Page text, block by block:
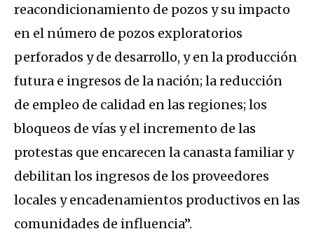
reacondicionamiento de pozos y su impacto
en el número de pozos exploratorios
perforados y de desarrollo, y en la producción
futura e ingresos de la nación; la reducción
de empleo de calidad en las regiones; los
bloqueos de vías y el incremento de las
protestas que encarecen la canasta familiar y
debilitan los ingresos de los proveedores
locales y encadenamientos productivos en las
comunidades de influencia”.